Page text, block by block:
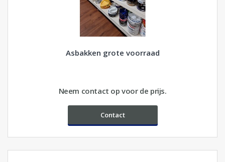
Asbakken grote voorraad
Neem contact op voor de prijs.
Contact